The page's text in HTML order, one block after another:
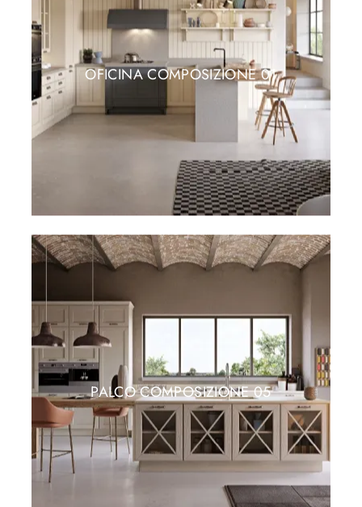
OFICINA COMPOSIZIONE 01
PALCO COMPOSIZIONE 05